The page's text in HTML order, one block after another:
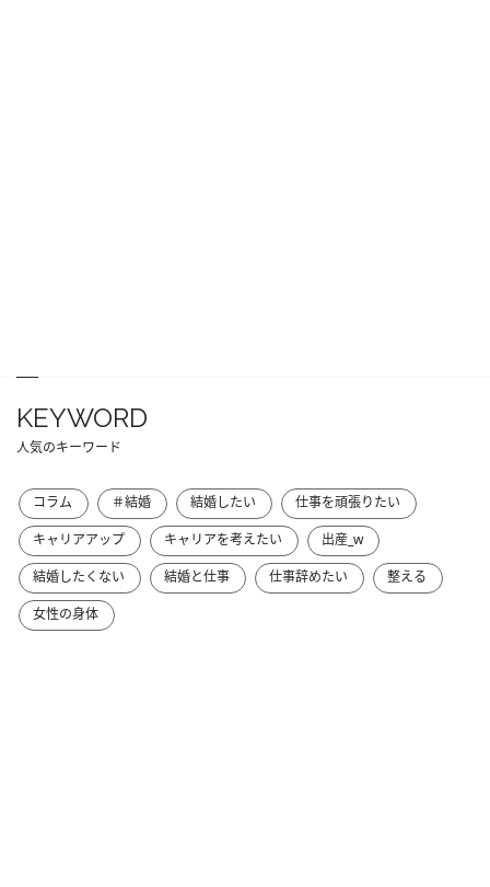
KEYWORD
人気のキーワード
コラム ＃結婚 結婚したい
仕事を頑張りたい
キャリアアップ
キャリアを考えたい
出産_w
結婚したくない
結婚と仕事 仕事辞めたい
整える
女性の身体